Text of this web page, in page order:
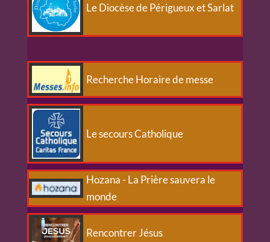
Le Diocèse de Périgueux et Sarlat
Recherche Horaire de messe
Le secours Catholique
Hozana - La Prière sauvera le
monde
Rencontrer Jésus